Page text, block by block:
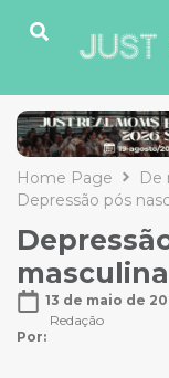
Home Page
De
Depressão pós
13 de maio de
Por:
Redação